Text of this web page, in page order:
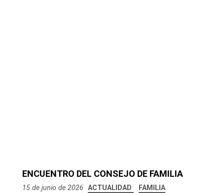
ENCUENTRO DEL CONSEJO DE FAMILIA
15 de junio de 2026 ACTUALIDAD
FAMILIA